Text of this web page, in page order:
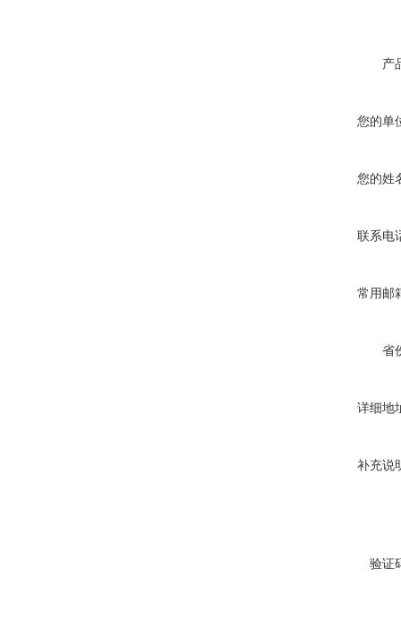
产
您的单
您的姓
联系电
常用邮
省
详细地
补充说
验证